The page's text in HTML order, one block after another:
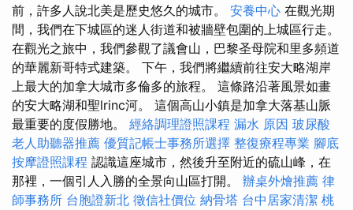
前，許多人說北美是歷史悠久的城市。 安養中心 在觀光期
間，我們在下城區的迷人街道和被牆壁包圍的上城區行走。
在觀光之旅中，我們參觀了議會山，巴黎圣母院和里多頻道
的華麗新哥特式建築。 下午，我們將繼續前往安大略湖岸
上最大的加拿大城市多倫多的旅程。 這條路沿著風景如畫
的安大略湖和聖lrinc河。 這個高山小鎮是加拿大落基山脈
最重要的度假勝地。 經絡調理證照課程 漏水 原因 玻尿酸
老人助聽器推薦 優質記帳士事務所選擇 整復療程專業 腳底
按摩證照課程 認識這座城市，然後升至附近的硫山峰，在
那裡，一個引人入勝的全景向山區打開。 辦桌外燴推薦 律
師事務所 台胞證新北 徵信社價位 納骨塔 台中居家清潔 桃